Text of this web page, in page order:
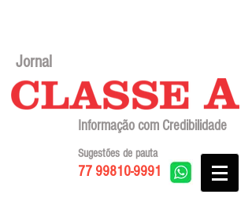
Jornal
Informação com Credibilidade
77 99810-9991
Sugestões de pauta